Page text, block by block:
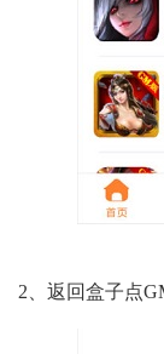
2、返回盒子点